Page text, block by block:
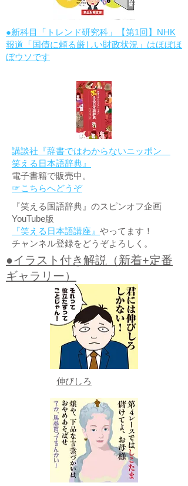
●新科目「トレンド研究科」【第1回】NHK
報道「国債に頼る厳しい財政状況」はほぼほ
ぼウソです
講談社『辞書ではわからないニッポン
笑える日本語辞典』
電子書籍で販売中。
☞こちらへどうぞ
『笑える国語辞典』のスピンオフ企画
YouTube版
『笑える日本語講座』 やってます！
チャンネル登録をどうぞよろしく。
●イラスト付き解説（新着+定番
ギャラリー）
伸びしろ